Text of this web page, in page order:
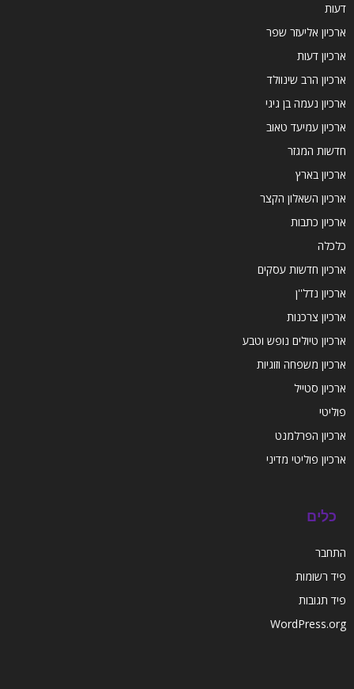
דעות
ארכיון אליעזר שפר
ארכיון דעות
ארכיון הרב שינוולד
ארכיון נעמה בן גיגי
ארכיון עמיעד טאוב
חדשות המגזר
ארכיון בארץ
ארכיון השאלון הקצר
ארכיון כתבות
כלכלה
ארכיון חדשות עסקים
ארכיון נדל''ן
ארכיון צרכנות
ארכיון טיולים נופש וטבע
ארכיון משפחה וזוגיות
ארכיון סטייל
פוליטי
ארכיון הפרלמנט
ארכיון פוליטי מדיני
כלים
התחבר
פיד רשומות
פיד תגובות
WordPress.org